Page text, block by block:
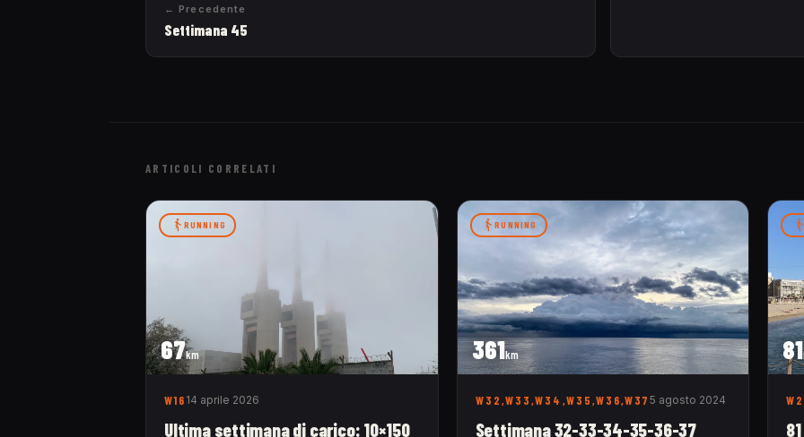
← Precedente
Settimana 45
ARTICOLI CORRELATI
67km
RUNNING
W16 14 aprile 2026
Ultima settimana di carico: 10×150
361km
RUNNING
W32,W33,W34,W35,W36,W37 5 agosto 2024
Settimana 32-33-34-35-36-37
81